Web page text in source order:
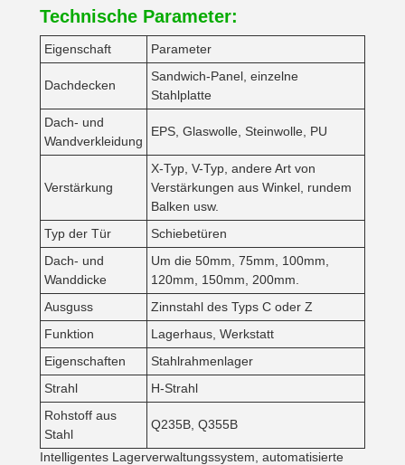
Technische Parameter:
Eigenschaft Parameter
Dachdecken
Sandwich-Panel, einzelne
Stahlplatte
Dach- und
Wandverkleidung
EPS, Glaswolle, Steinwolle, PU
Verstärkung
X-Typ, V-Typ, andere Art von
Verstärkungen aus Winkel, rundem
Balken usw.
Typ der Tür
Schiebetüren
Dach- und
Wanddicke
Um die 50mm, 75mm, 100mm,
120mm, 150mm, 200mm.
Ausguss
Zinnstahl des Typs C oder Z
Funktion
Lagerhaus, Werkstatt
Eigenschaften
Stahlrahmenlager
Strahl
H-Strahl
Rohstoff aus
Stahl
Q235B, Q355B
Intelligentes Lagerverwaltungssystem, automatisierte